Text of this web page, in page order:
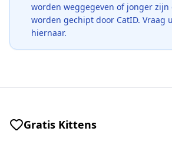
worden weggegeven of jonger zijn
worden gechipt door CatID. Vraag
hiernaar.
Gratis Kittens